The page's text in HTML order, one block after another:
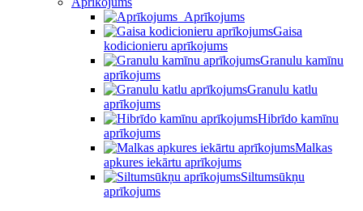
Aprīkojums
Gaisa
kodicionieru aprīkojums
Granulu kamīnu
aprīkojums
Granulu katlu
aprīkojums
Hibrīdo kamīnu
aprīkojums
Malkas
apkures iekārtu aprīkojums
Siltumsūkņu
aprīkojums